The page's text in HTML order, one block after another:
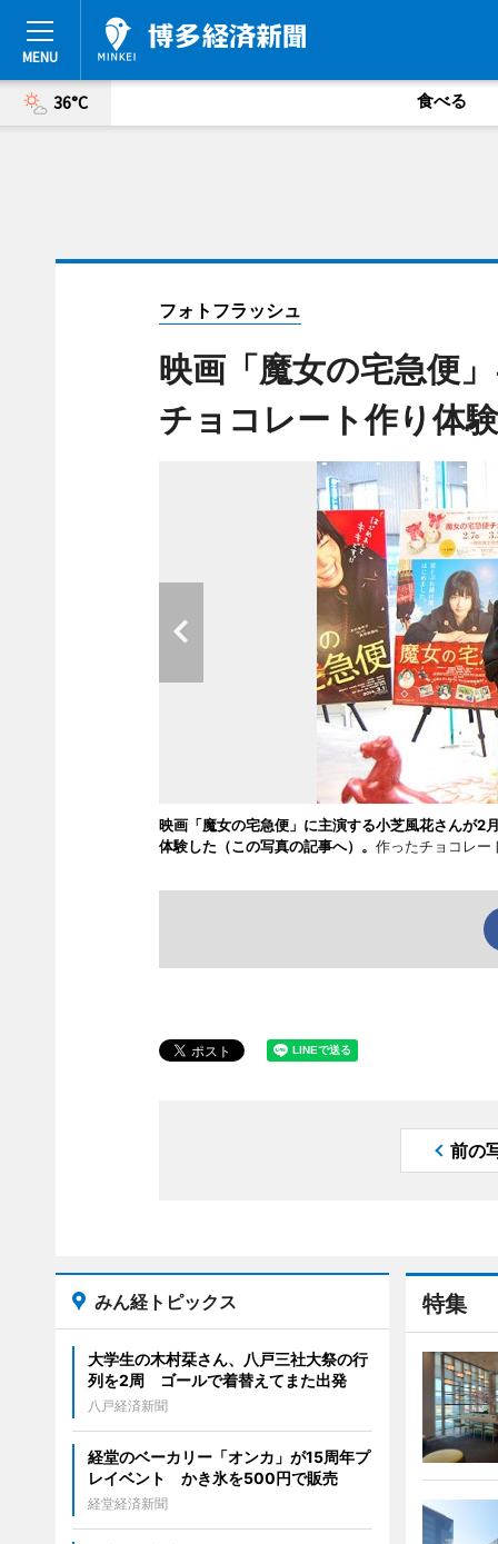
36°C 食べる
フォトフラッシュ
映画「魔女の宅急便
チョコレート作り体験
映画「魔女の宅急便」に主演する小芝風花さんが2
体験した（この写真の記事へ）。 作ったチョコレー
前の
特集
みん経トピックス
大学生の木村栞さん、八戸三社大祭の行
列を2周 ゴールで着替えてまた出発
八戸経済新聞
経堂のベーカリー「オンカ」が15周年プ
レイベント かき氷を500円で販売
経堂経済新聞